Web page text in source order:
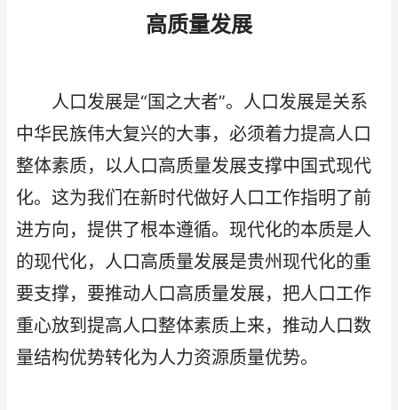
高质量发展
人口发展是“国之大者”。人口发展是关系
中华民族伟大复兴的大事，必须着力提高人口
整体素质，以人口高质量发展支撑中国式现代
化。这为我们在新时代做好人口工作指明了前
进方向，提供了根本遵循。现代化的本质是人
的现代化，人口高质量发展是贵州现代化的重
要支撑，要推动人口高质量发展，把人口工作
重心放到提高人口整体素质上来，推动人口数
量结构优势转化为人力资源质量优势。